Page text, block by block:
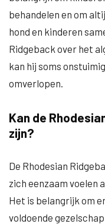
behandelen en om
hond en kinderen
Ridgeback over het
kan hij soms
omverlopen.
Kan de
zijn?
De Rhodesian
zich eenzaam voelen
Het is belangrijk om
voldoende